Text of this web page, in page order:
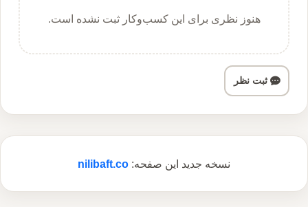
هنوز نظری برای این کسب‌وکار ثبت نشده است.
ثبت نظر
نسخه جدید این صفحه:nilibaft.co